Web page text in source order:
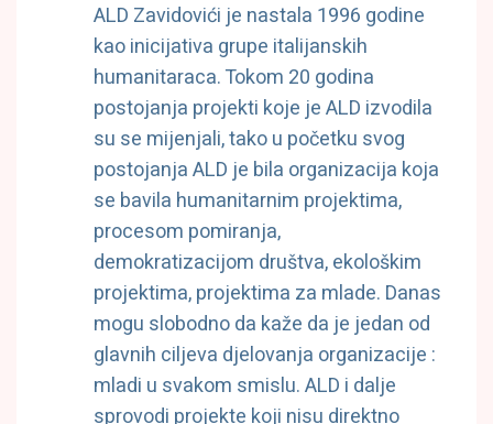
ALD Zavidovići je nastala 1996 godine
kao inicijativa grupe italijanskih
humanitaraca. Tokom 20 godina
postojanja projekti koje je ALD izvodila
su se mijenjali, tako u početku svog
postojanja ALD je bila organizacija koja
se bavila humanitarnim projektima,
procesom pomiranja,
demokratizacijom društva, ekološkim
projektima, projektima za mlade. Danas
mogu slobodno da kaže da je jedan od
glavnih ciljeva djelovanja organizacije :
mladi u svakom smislu. ALD i dalje
sprovodi projekte koji nisu direktno